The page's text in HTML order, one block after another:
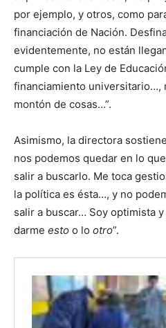
por ejemplo, y otros, como
financiación de Nación.
evidentemente, no están
cumple con la Ley de
financiamiento universitario…,
montón de cosas…”.
Asimismo, la directora
nos podemos quedar en lo
salir a buscarlo. Me toca
la política es ésta…, y no
salir a buscar… Soy optimista
darme esto o lo otro”.